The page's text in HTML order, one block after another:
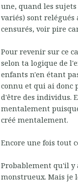
une, quand les
variés) sont relégués
censurés, voir pire
Pour revenir sur ce
selon ta logique de
enfants n'en étant
connu et qui ai donc
d'être des individus.
mentalement
créé mentalement.
Encore une fois tout
Probablement qu'il y
monstrueux. Mais je